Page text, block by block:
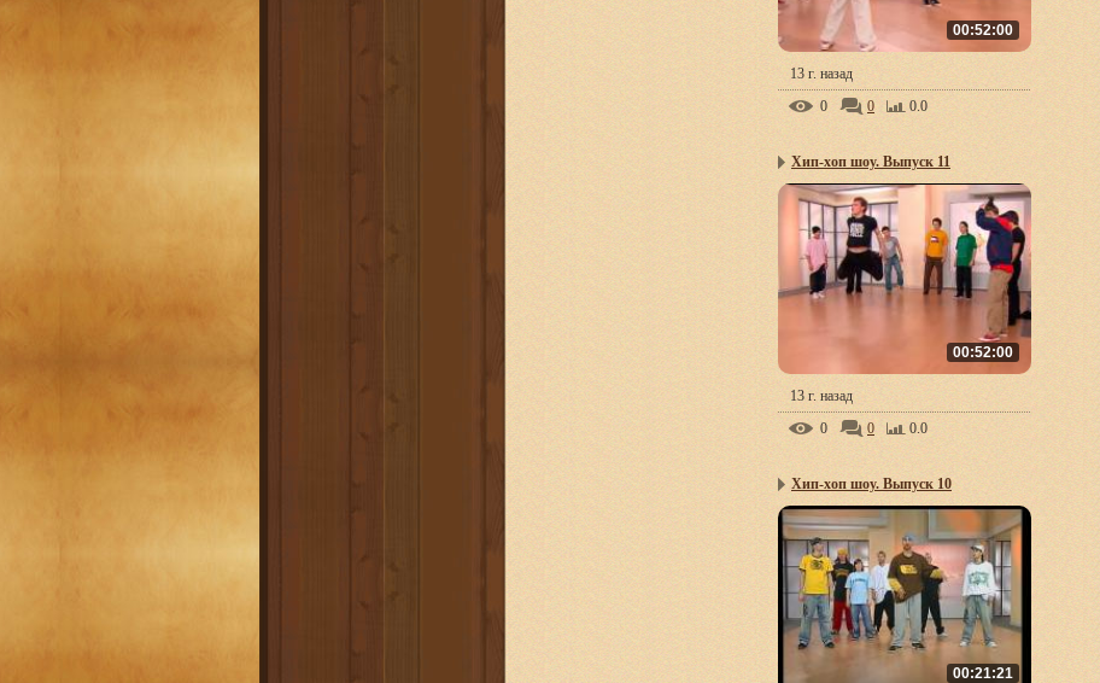
00:52:00
13 г. назад
0
0 0.0
Хип-хоп шоу. Выпуск 11
00:52:00
13 г. назад
0
0 0.0
Хип-хоп шоу. Выпуск 10
00:21:21